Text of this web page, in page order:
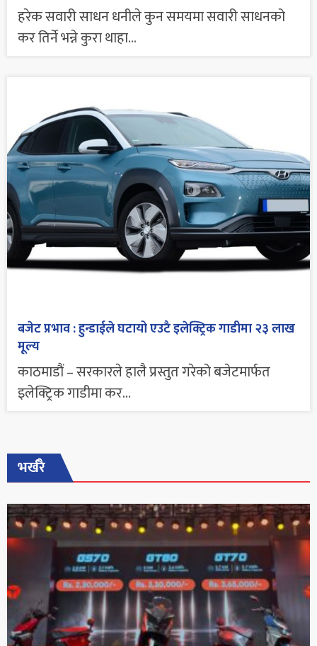
हरेक सवारी साधन धनीले कुन समयमा सवारी साधनको
कर तिर्ने भन्ने कुरा थाहा...
बजेट प्रभाव : हुन्डाईले घटायो एउटै इलेक्ट्रिक गाडीमा २३ लाख
मूल्य
काठमाडौं – सरकारले हालै प्रस्तुत गरेको बजेटमार्फत
इलेक्ट्रिक गाडीमा कर...
भर्खरै